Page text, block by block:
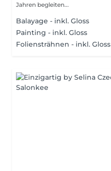
Jahren begleiten...
Balayage - inkl. Gloss
Painting - inkl. Gloss
Foliensträhnen - inkl. Gloss